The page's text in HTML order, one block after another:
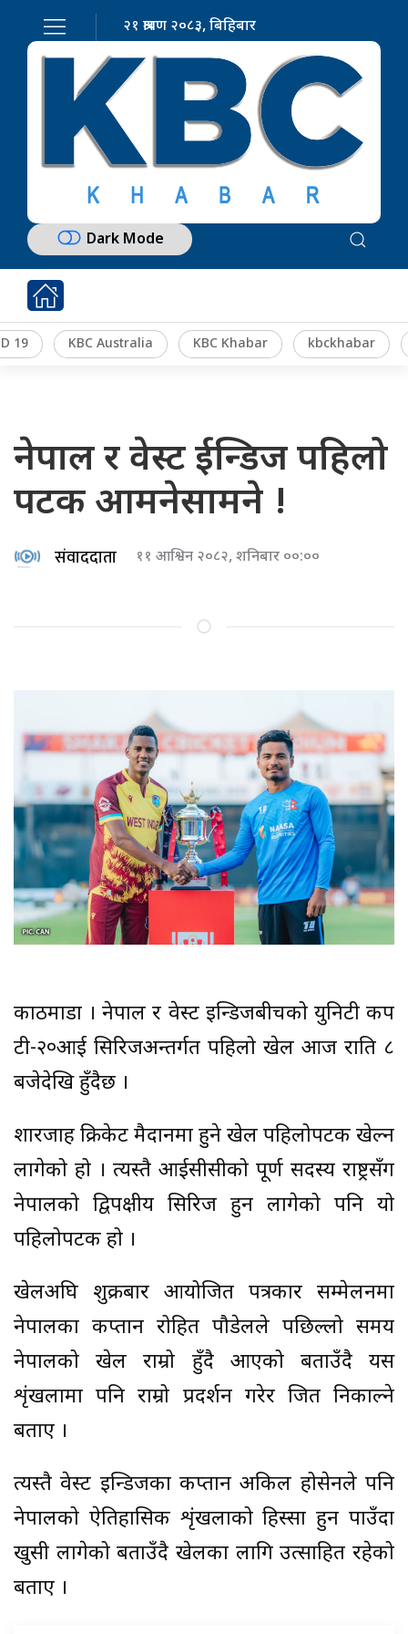
२१ श्रावण २०८३, बिहिबार
Dark Mode
19 KBC Australia KBC Khabar kbckhabar
नेपाल र वेस्ट ईन्डिज पहिलो
पटक आमनेसामने !
संवाददाता ११ आश्विन २०८२, शनिबार ००:००
काठमाडौं । नेपाल र वेस्ट इन्डिजबीचको युनिटी कप
टी-२०आई सिरिजअन्तर्गत पहिलो खेल आज राति ८
बजेदेखि हुँदैछ ।
शारजाह क्रिकेट मैदानमा हुने खेल पहिलोपटक खेल्न
लागेको हो । त्यस्तै आईसीसीको पूर्ण सदस्य राष्ट्रसँग
नेपालको द्विपक्षीय सिरिज हुन लागेको पनि यो
पहिलोपटक हो ।
खेलअघि शुक्रबार आयोजित पत्रकार सम्मेलनमा
नेपालका कप्तान रोहित पौडेलले पछिल्लो समय
नेपालको खेल राम्रो हुँदै आएको बताउँदै यस
शृंखलामा पनि राम्रो प्रदर्शन गरेर जित निकाल्ने
बताए ।
त्यस्तै वेस्ट इन्डिजका कप्तान अकिल होसेनले पनि
नेपालको ऐतिहासिक शृंखलाको हिस्सा हुन पाउँदा
खुसी लागेको बताउँदै खेलका लागि उत्साहित रहेको
बताए ।